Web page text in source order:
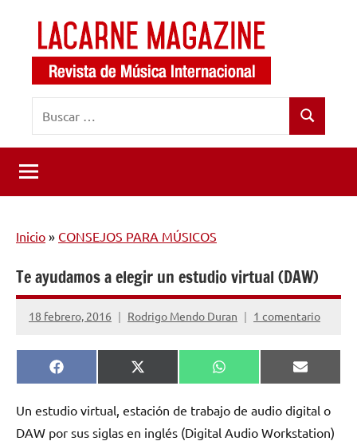
contenido
LaCarne
Magazine
de
música
internacional
Buscar
Inicio » CONSEJOS PARA MÚSICOS
Te ayudamos a elegir un estudio virtual (DAW)
18 febrero, 2016 Rodrigo Mendo Duran 1 comentario
Compartir
en
Facebook
Compartir
en
X
(Twitter)
Compartir
en
WhatsApp
en
Email
Un estudio virtual, estación de trabajo de audio digital o
DAW por sus siglas en inglés (Digital Audio Workstation)